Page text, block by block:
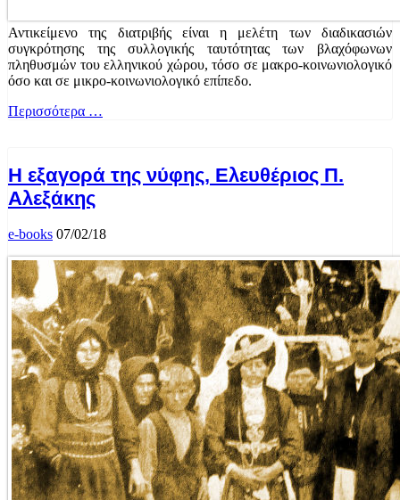
Αντικείμενο της διατριβής είναι η μελέτη των διαδικασιών
συγκρότησης της συλλογικής ταυτότητας των βλαχόφωνων
πληθυσμών του ελληνικού χώρου, τόσο σε μακρο-κοινωνιολογικό
όσο και σε μικρο-κοινωνιολογικό επίπεδο.
Περισσότερα …
Η εξαγορά της νύφης, Ελευθέριος Π.
Αλεξάκης
e-books 07/02/18